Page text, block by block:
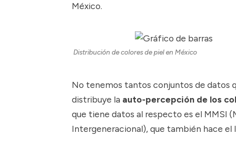
México.
Distribución de colores de piel en México
No tenemos tantos conjuntos de datos
distribuye la auto-percepción de los
que tiene datos al respecto es el MMSI
Intergeneracional), que también hace el